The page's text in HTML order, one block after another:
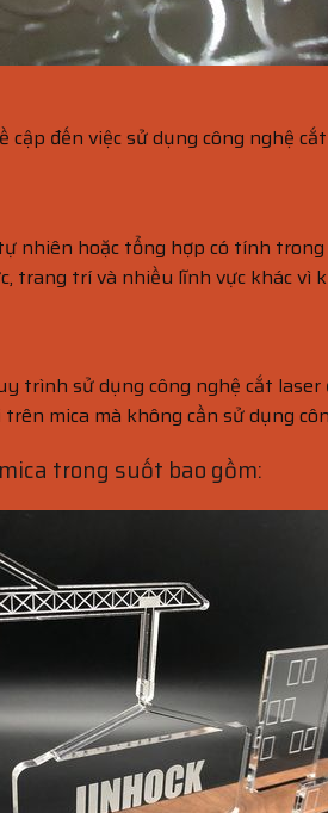
cập đến việc sử dụng công nghệ
nhiên hoặc tổng hợp có tính
trang trí và nhiều lĩnh vực khác
trình sử dụng công nghệ cắt
mica mà không cần sử dụng
trong suốt bao gồm: